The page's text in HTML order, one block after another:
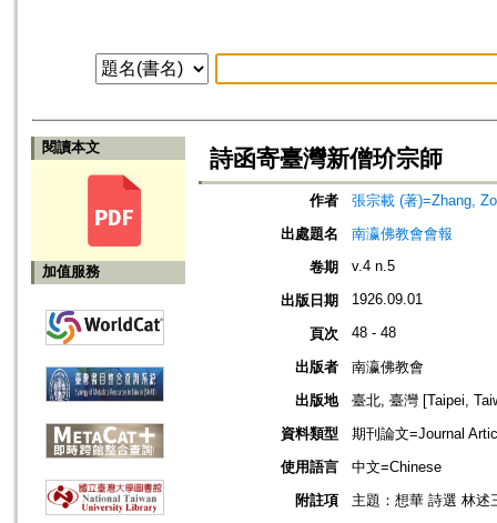
閱讀本文
加值服務
詩函寄臺灣新僧玠宗師
作者
張宗載 (著)=Zhang,
出處題名
南瀛佛教會會報
卷期
v.4 n.5
出版日期 1926.09.01
頁次 48 - 48
出版者
南瀛佛教會
出版地
臺北, 臺灣 [Taipei,
資料類型
期刊論文=Journal
使用語言
中文=Chinese
附註項
主題：想華 詩選 林述